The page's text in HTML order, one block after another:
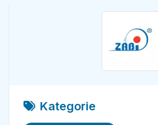
Kategorie